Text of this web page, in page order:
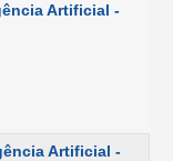
Artificial -
Artificial -